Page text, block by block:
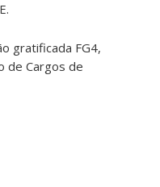
gratificada FG4,
de Cargos de